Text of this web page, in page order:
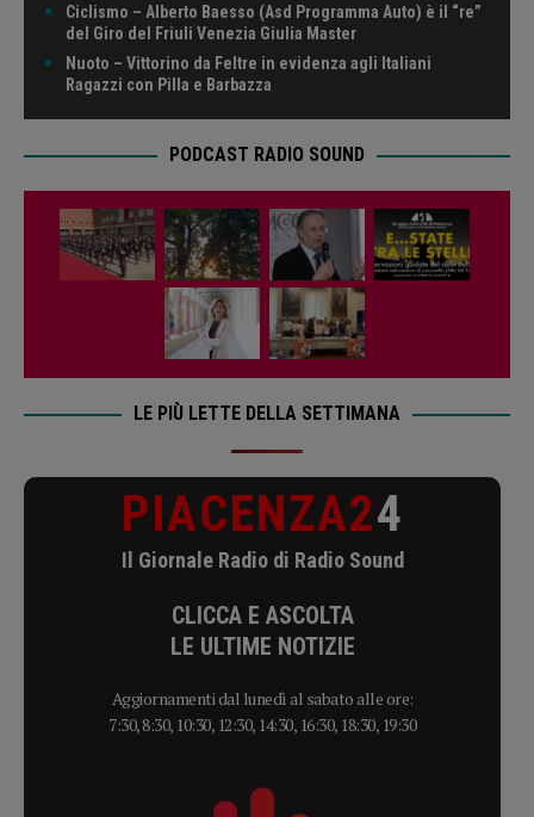
Ciclismo – Alberto Baesso (Asd Programma Auto) è il “re”
del Giro del Friuli Venezia Giulia Master
Nuoto – Vittorino da Feltre in evidenza agli Italiani
Ragazzi con Pilla e Barbazza
PODCAST RADIO SOUND
LE PIÙ LETTE DELLA SETTIMANA
PIACENZA24
Il Giornale Radio di Radio Sound
CLICCA E ASCOLTA
LE ULTIME NOTIZIE
Aggiornamenti dal lunedì al sabato alle ore:
7:30, 8:30, 10:30, 12:30, 14:30, 16:30, 18:30, 19:30